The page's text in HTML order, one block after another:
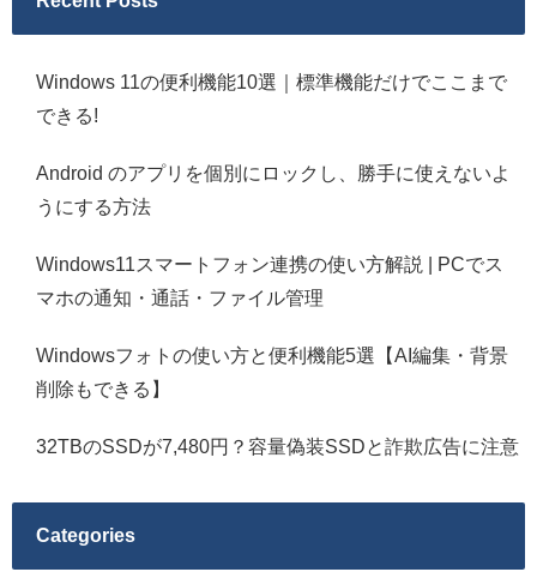
Windows 11の便利機能10選｜標準機能だけでここまで
できる!
Android のアプリを個別にロックし、勝手に使えないよ
うにする方法
Windows11スマートフォン連携の使い方解説 | PCでス
マホの通知・通話・ファイル管理
Windowsフォトの使い方と便利機能5選【AI編集・背景
削除もできる】
32TBのSSDが7,480円？容量偽装SSDと詐欺広告に注意
Categories